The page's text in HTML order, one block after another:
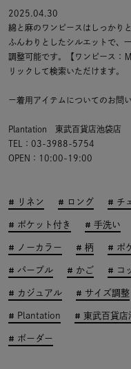
2025.04.30
綿と麻のワンピースはしっかり
ふんわりとしたシルエットで、
調整可能です。【ワンピース：
リックして検索いただけます。
ー着用アイテムについてのお問
Plantation 東武百貨店池袋店
TEL：03-3988-5754
OPEN：10:00-19:00
リネン ロング チ
ポケット付き 手洗い
ノーカラー 柄 ポ
パープル かご コ
カジュアル サイズ調整
Plantation 東武百貨店
ボーダー